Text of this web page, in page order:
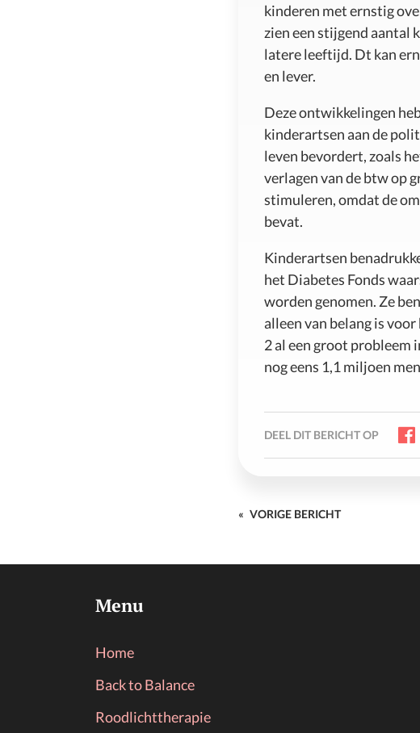
kinderen met ernstig
zien een stijgend aantal
latere leeftijd. Dt kan
en lever.
Deze ontwikkelingen
kinderartsen aan de
leven bevordert, zoals
verlagen van de btw op
stimuleren, omdat de
bevat.
Kinderartsen
het Diabetes Fonds
worden genomen. Ze
alleen van belang is
2 al een groot probleem
nog eens 1,1 miljoen
DEEL DIT BERICHT OP
« VORIGE BERICHT
Menu
Home
Back to Balance
Roodlichttherapie